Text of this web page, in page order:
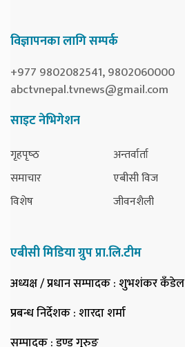
विज्ञापनका लागि सम्पर्क
+977 9802082541, 9802060000
abctvnepal.tvnews@gmail.com
साइट नेभिगेशन
गृहपृष्‍ठ
समाचार
विशेष
अन्तर्वार्ता
एबीसी विज
जीवनशैली
एबीसी मिडिया ग्रुप प्रा.लि.टीम
अध्यक्ष / प्रधान सम्पादक: शुभशंकर कँडेल
प्रबन्ध निर्देशक: शारदा शर्मा
सम्पादक: डण्ड गुरुङ